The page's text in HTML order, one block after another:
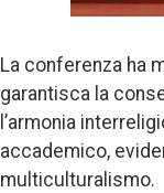
La conferenza ha
garantisca la
l’armonia
accademico,
multiculturalismo.